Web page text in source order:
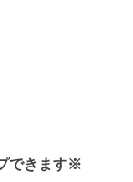
できます※